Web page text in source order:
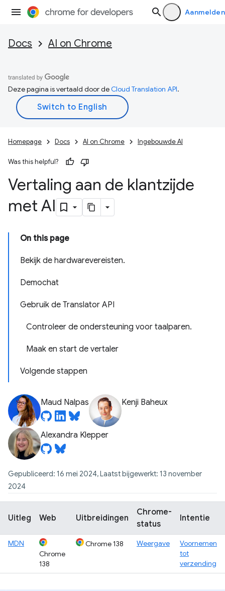
Aanmelden
Docs AI on Chrome
Deze pagina is vertaald door deCloud Translation API.
Homepage Docs AI on Chrome Ingebouwde AI
Was this helpful?
Vertaling aan de klantzijde
met AI
On this page
Bekijk de hardwarevereisten.
Demochat
Gebruik de Translator API
Controleer de ondersteuning voor taalparen.
Maak en start de vertaler
Volgende stappen
Maud Nalpas Kenji Baheux
Alexandra Klepper
Gepubliceerd: 16 mei 2024, Laatst bijgewerkt: 13 november
2024
Uitleg Web Uitbreidingen
Chrome-
status
Intentie
MDN
Chrome
138
Chrome 138 Weergave
Voornemen
tot
verzending